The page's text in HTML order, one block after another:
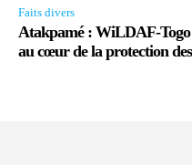
Faits divers
Atakpamé : WiLDAF-Togo
au cœur de la protection